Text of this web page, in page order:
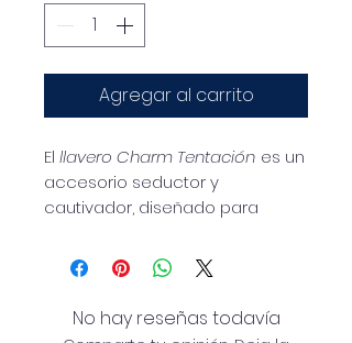
Agregar al carrito
El llavero Charm Tentación es un
accesorio seductor y
cautivador, diseñado para
toque de misterio y encanto a
su estilo.
Con elegantes detalles de
No hay reseñas todavía